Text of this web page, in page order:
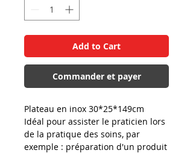
Add to Cart
Commander et payer
Plateau en inox 30*25*149cm
Idéal pour assister le praticien lors
de la pratique des soins, par
exemple : préparation d'un produit